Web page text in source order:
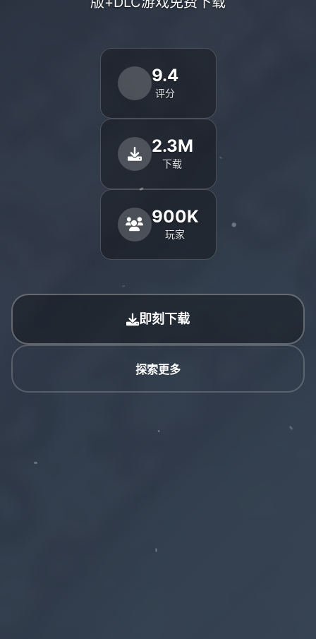
9.4
评分
2.3M
下载
900K
玩家
即刻下载
探索更多